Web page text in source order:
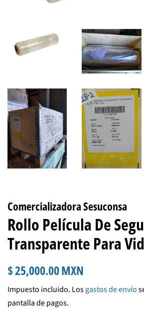
Comercializadora Sesuconsa
Rollo Película De
Transparente Para
Precio
$ 25,000.00 MXN
venta
Impuesto incluido. Losgastos de envío
pantalla de pagos.